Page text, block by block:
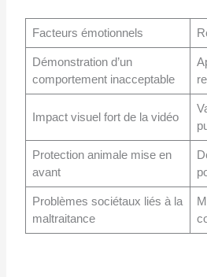
Facteurs émotionnels
Démonstration d’un
comportement inacceptable
Impact visuel fort de la vidéo
Protection animale mise en
avant
Problèmes sociétaux liés à la
maltraitance